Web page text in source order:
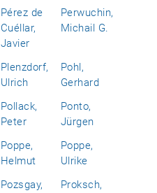
Pérez de
Cuéllar,
Javier
Perwuchin,
Michail G.
Plenzdorf,
Ulrich
Pohl,
Gerhard
Pollack,
Peter
Ponto,
Jürgen
Poppe,
Helmut
Poppe,
Ulrike
Pozsgay,
Proksch,